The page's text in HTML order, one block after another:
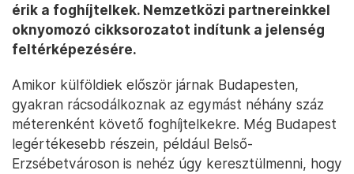
érik a foghíjtelkek. Nemzetközi partnereinkkel
oknyomozó cikksorozatot indítunk a jelenség
feltérképezésére.
Amikor külföldiek először járnak Budapesten,
gyakran rácsodálkoznak az egymást néhány száz
méterenként követő foghíjtelkekre. Még Budapest
legértékesebb részein, például Belső-
Erzsébetvároson is nehéz úgy keresztülmenni, hogy